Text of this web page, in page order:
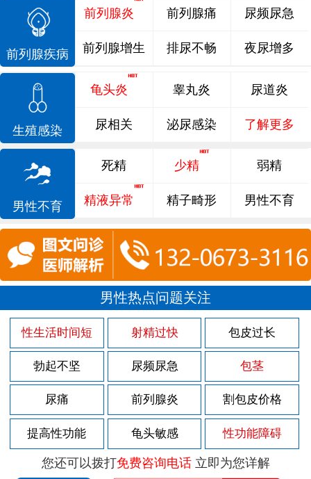
前列腺疾病
前列腺炎 前列腺痛 尿频尿急
前列腺增生 排尿不畅 夜尿增多
生殖感染
龟头炎 睾丸炎 尿道炎
尿相关 泌尿感染 了解更多
男性不育
死精 少精 弱精
精液异常 精子畸形 男性不育
男性热点问题关注
性生活时间短 射精过快 包皮过长
勃起不坚 尿频尿急 包茎
尿痛 前列腺炎 割包皮价格
提高性功能 龟头敏感 性功能障碍
您还可以拨打免费咨询电话立即为您详解